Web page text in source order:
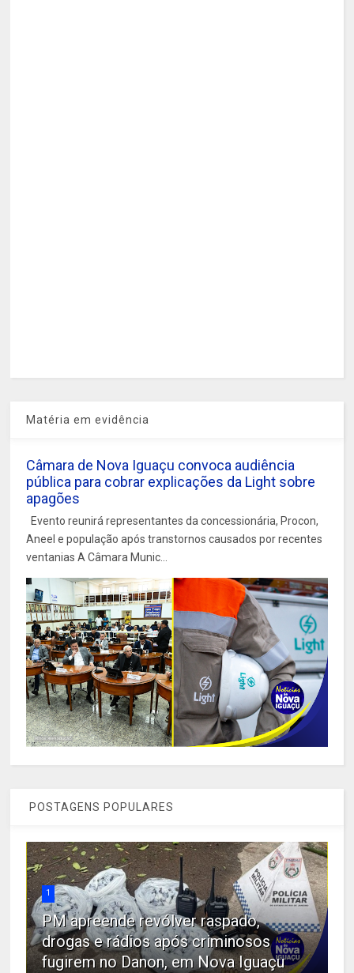
Matéria em evidência
Câmara de Nova Iguaçu convoca audiência
pública para cobrar explicações da Light sobre
apagões
Evento reunirá representantes da concessionária, Procon,
Aneel e população após transtornos causados por recentes
ventanias A Câmara Munic...
POSTAGENS POPULARES
1
PM apreende revólver raspado,
drogas e rádios após criminosos
fugirem no Danon, em Nova Iguaçu